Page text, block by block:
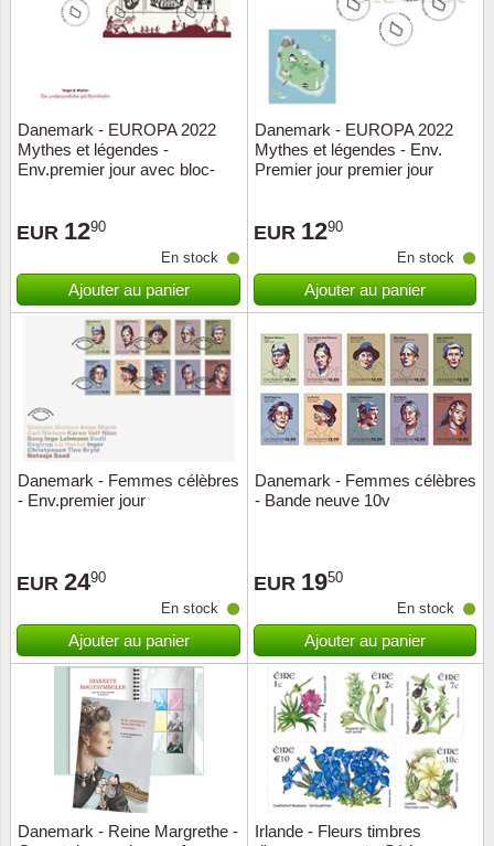
Danemark - EUROPA 2022
Mythes et légendes -
Env.premier jour avec bloc-
EUR 1290
En stock
Ajouter au panier
Danemark - EUROPA 2022
Mythes et légendes - Env.
Premier jour premier jour
EUR 1290
En stock
Ajouter au panier
Danemark - Femmes célèbres
- Env.premier jour
EUR 2490
En stock
Ajouter au panier
Danemark - Femmes célèbres
- Bande neuve 10v
EUR 1950
En stock
Ajouter au panier
Danemark - Reine Margrethe -
Irlande - Fleurs timbres